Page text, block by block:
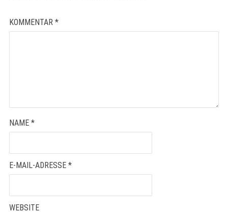
KOMMENTAR *
NAME *
E-MAIL-ADRESSE *
WEBSITE